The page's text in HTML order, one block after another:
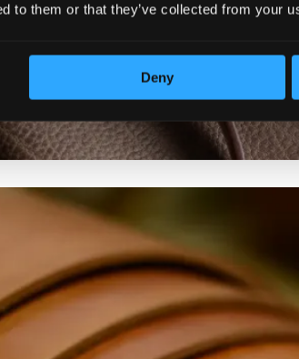
to them or that they’ve collected from your
Deny